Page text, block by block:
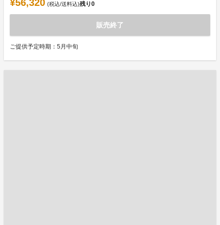
¥56,320 (税込/送料込)残り0
販売終了
ご提供予定時期：5月中旬